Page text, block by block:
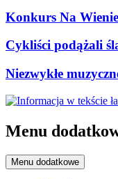
Konkurs Na
Cykliści podążali
Niezwykłe
Menu
Menu dodatkowe